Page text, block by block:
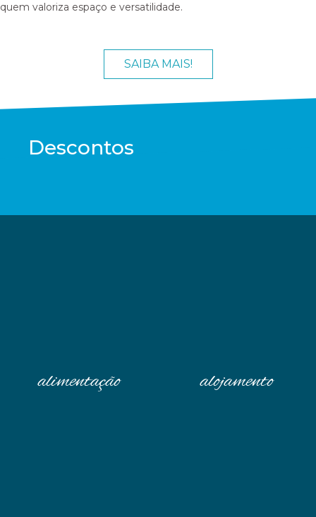
quem valoriza espaço e versatilidade.
SAIBA MAIS!
Descontos
alimentação alojamento